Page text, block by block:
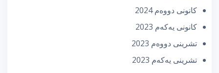
كانونی دووه‌م 2024
كانونی یه‌كه‌م 2023
تشرینی دووه‌م 2023
تشرینی یه‌كه‌م 2023